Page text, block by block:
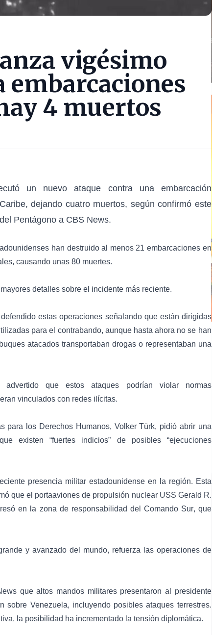
vigésimo
embarcaciones
4 muertos
un nuevo ataque contra una embarcación
, dejando cuatro muertos, según confirmó este
Pentágono a CBS News.
han destruido al menos 21 embarcaciones en
causando unas 80 muertes.
detalles sobre el incidente más reciente.
estas operaciones señalando que están dirigidas
para el contrabando, aunque hasta ahora no se han
atacados transportaban drogas o representaban una
advertido que estos ataques podrían violar normas
vinculados con redes ilícitas.
para los Derechos Humanos, Volker Türk, pidió abrir una
existen “fuertes indicios” de posibles “ejecuciones
presencia militar estadounidense en la región. Esta
que el portaaviones de propulsión nuclear USS Gerald R.
en la zona de responsabilidad delComando Sur, que
y avanzado del mundo, refuerza las operaciones de
que altos mandos militares presentaron al presidente
sobre Venezuela, incluyendo posibles ataques terrestres.
la posibilidad ha incrementado la tensión diplomática.